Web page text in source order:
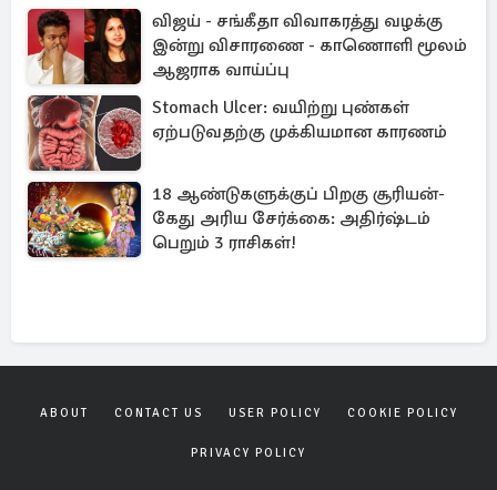
விஜய் - சங்கீதா விவாகரத்து வழக்கு
இன்று விசாரணை - காணொளி மூலம்
ஆஜராக வாய்ப்பு
Stomach Ulcer: வயிற்று புண்கள்
ஏற்படுவதற்கு முக்கியமான காரணம்
18 ஆண்டுகளுக்குப் பிறகு சூரியன்-
கேது அரிய சேர்க்கை: அதிர்ஷ்டம்
பெறும் 3 ராசிகள்!
ABOUT CONTACT US USER POLICY COOKIE POLICY
PRIVACY POLICY